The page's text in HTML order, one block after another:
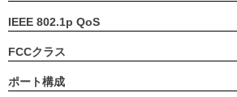
IEEE 802.1p QoS
FCCクラス
ポート構成